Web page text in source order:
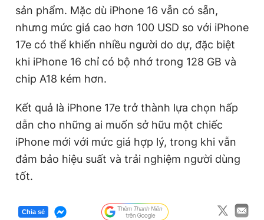
m
e
sản phẩm. Mặc dù iPhone 16 vẫn có sẵn,
nhưng mức giá cao hơn 100 USD so với iPhone
17e có thể khiến nhiều người do dự, đặc biệt
khi iPhone 16 chỉ có bộ nhớ trong 128 GB và
chip A18 kém hơn.
Kết quả là iPhone 17e trở thành lựa chọn hấp
dẫn cho những ai muốn sở hữu một chiếc
iPhone mới với mức giá hợp lý, trong khi vẫn
đảm bảo hiệu suất và trải nghiệm người dùng
tốt.
Chia sẻ